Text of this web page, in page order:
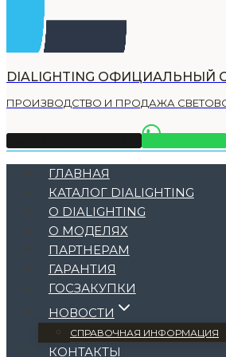
DIALIGHTING ОФИЦИАЛЬНЫЙ
ПРОИЗВОДСТВО И ПРОДАЖА
ГЛАВНАЯ
КАТАЛОГ DIALIGHTING
О DIALIGHTING
О МОДЕЛЯХ
ПАРТНЕРАМ
ГАРАНТИЯ
ГОСЗАКУПКИ
НОВОСТИ
СПРАВОЧНАЯ ИНФОРМАЦИЯ
КОНТАКТЫ